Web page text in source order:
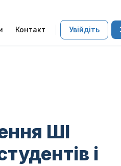
Контакт Увійдіть
ШІ
і